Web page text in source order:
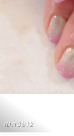
ID:13312